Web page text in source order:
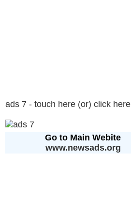
ads 7 - touch here (or) click here
Go to Main Webite
www.newsads.org